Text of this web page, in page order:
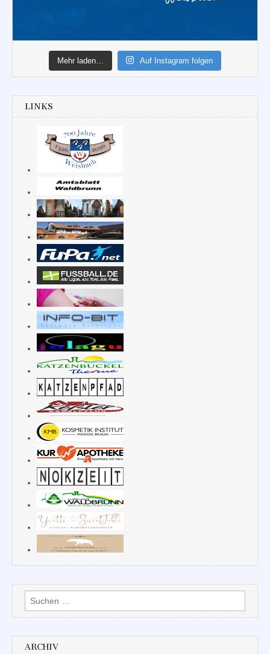
Mehr laden… Auf Instagram folgen
LINKS
Suchen
nach:
ARCHIV